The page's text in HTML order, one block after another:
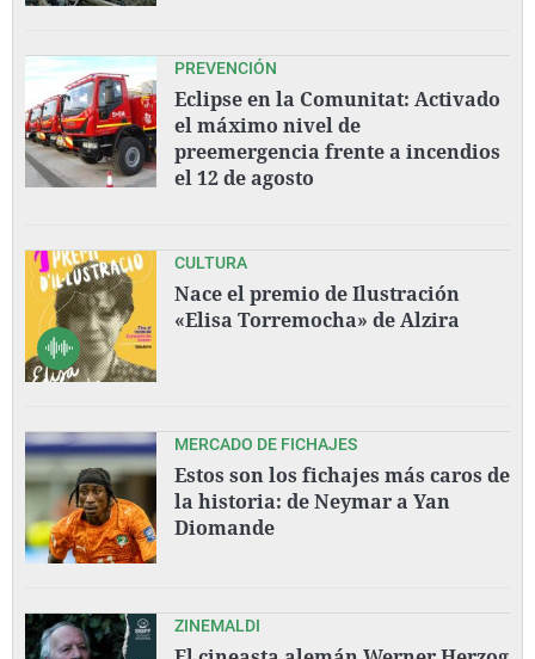
PREVENCIÓN
Eclipse en la Comunitat: Activado
el máximo nivel de
preemergencia frente a incendios
el 12 de agosto
CULTURA
Nace el premio de Ilustración
«Elisa Torremocha» de Alzira
MERCADO DE FICHAJES
Estos son los fichajes más caros de
la historia: de Neymar a Yan
Diomande
ZINEMALDI